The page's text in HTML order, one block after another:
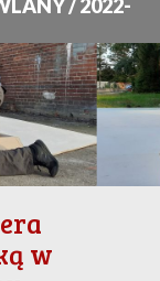
/ 2022-
w